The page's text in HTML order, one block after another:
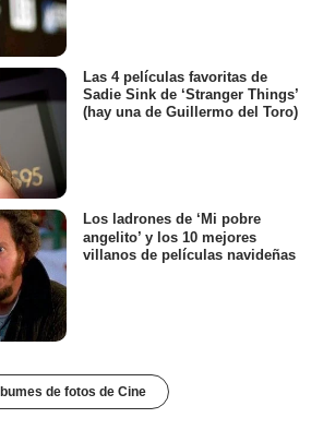
Las 4 películas favoritas de
Sadie Sink de ‘Stranger Things’
(hay una de Guillermo del Toro)
Los ladrones de ‘Mi pobre
angelito’ y los 10 mejores
villanos de películas navideñas
de fotos de Cine